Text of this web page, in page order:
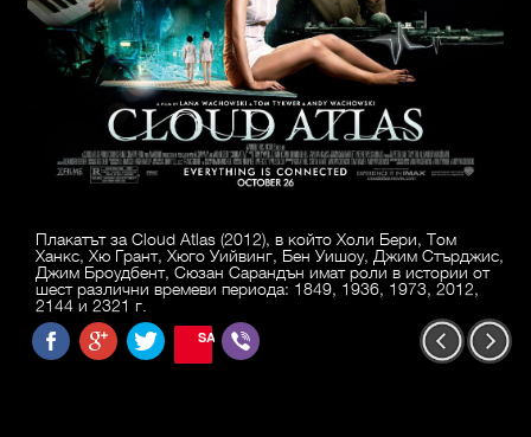
Плакатът за Cloud Atlas (2012), в който Холи Бери, Том
Ханкс, Хю Грант, Хюго Уийвинг, Бен Уишоу, Джим Стърджис,
Джим Броудбент, Сюзан Сарандън имат роли в истории от
шест различни времеви периода: 1849, 1936, 1973, 2012,
2144 и 2321 г.
SAVE